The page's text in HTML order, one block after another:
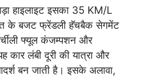
हाइलाइट इसका 35 KM/L
के बजट फ्रेंडली हॅचबैक सेगमेंट
फ्यूल कंजम्पशन और
कार लंबी दूरी की यात्रा और
बन जाती है। इसके अलावा,